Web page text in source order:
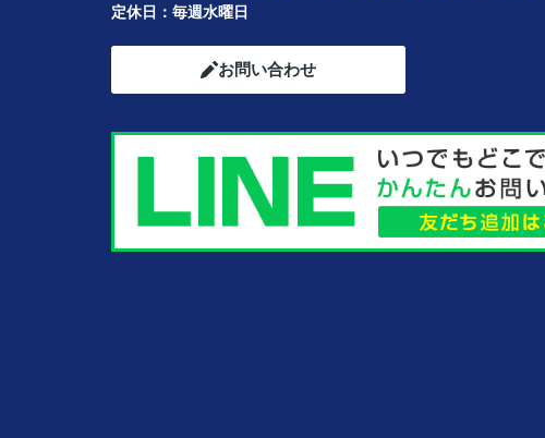
定休日： 毎週水曜日
お問い合わせ